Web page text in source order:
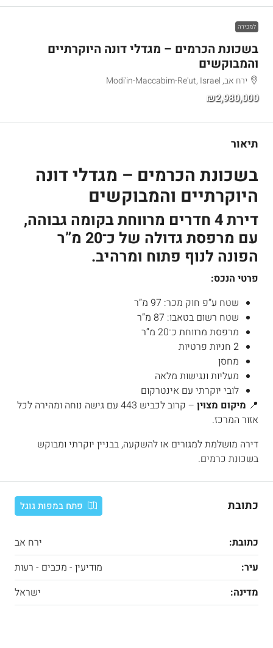
למכירה
בשכונת הכרמים – מגדלי דונה היוקרתיים
והמבוקשים
ירח אב, Modi'in-Maccabim-Re'ut, Israel
₪2,980,000
תיאור
בשכונת הכרמים – מגדלי דונה
היוקרתיים והמבוקשים
דירת 4 חדרים מרווחת בקומה גבוהה,
עם מרפסת גדולה של כ־20 מ”ר
הפונה לנוף פתוח ומרהיב.
פרטי הנכס:
שטח ע”פ חוק מכר: 97 מ”ר
שטח רשום בטאבו: 87 מ”ר
מרפסת מרווחת כ־20 מ”ר
2 חניות פרטיות
מחסן
מעליות ונגישות מלאה
לובי יוקרתי עם אינטרקום
📍 מיקום מצוין
– קרוב לכביש 443 עם גישה נוחה ומהירה לכל
אזור המרכז.
דירה מושלמת למגורים או להשקעה, בבניין יוקרתי ומבוקש
בשכונת כרמים.
כתובת פתח במפות גוגל
כתובת:
ירח אב
עיר:
מודיעין - מכבים - רעות
מדינה:
ישראל